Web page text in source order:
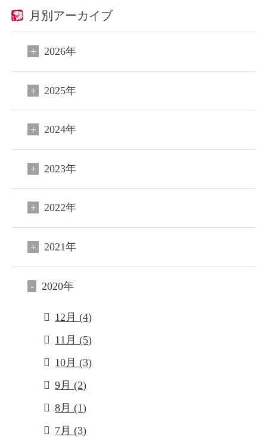
月別アーカイブ
2026年
2025年
2024年
2023年
2022年
2021年
2020年
12月 (4)
11月 (5)
10月 (3)
9月 (2)
8月 (1)
7月 (3)